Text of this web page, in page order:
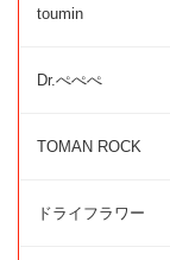
toumin
Dr.ぺぺぺ
TOMAN ROCK
ドライフラワー